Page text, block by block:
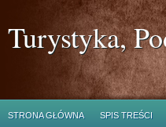
Turystyka,
STRONA GŁÓWNA SPIS TREŚCI